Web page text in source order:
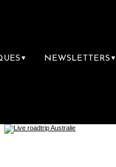
▼ NEWSLETTERS ▼